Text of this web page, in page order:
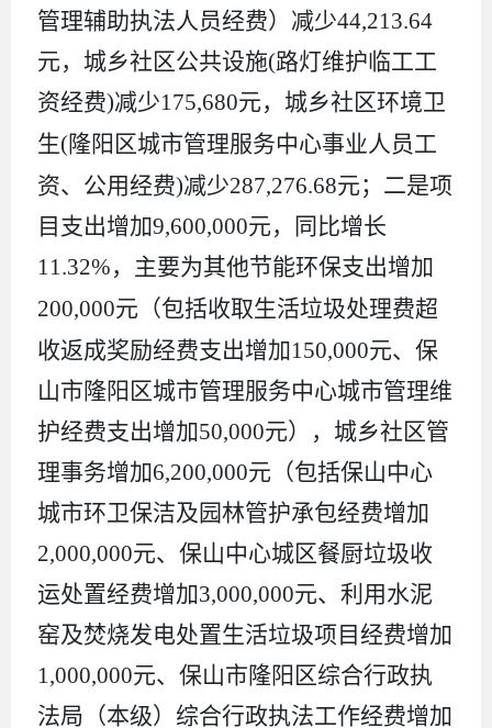
管理辅助执法人员经费）减少44,213.64
元，城乡社区公共设施(路灯维护临工工
资经费)减少175,680元，城乡社区环境卫
生(隆阳区城市管理服务中心事业 人员 工
资、 公用经费)减少287,276.68元；二是项
目支出增加9,600,000元，同比增长
11.32%，主要为其他节能环保支出增加
200,000元（包括收取生活垃圾处理费超
收返成奖励经费支出增加150,000元、保
山市隆阳区城市管理服务中心城市管理维
护经费支出增加50,000元），城乡社区管
理事务增加6,200,000元（包括保山中心
城市环卫保洁及园林管护承包经费增加
2,000,000元、保山中心城区餐厨垃圾收
运处置经费增加3,000,000元、利用水泥
窑及焚烧发电处置生活垃圾项目经费增加
1,000,000元、保山市隆阳区综合行政执
法局（本级）综合行政执法工作经费增加